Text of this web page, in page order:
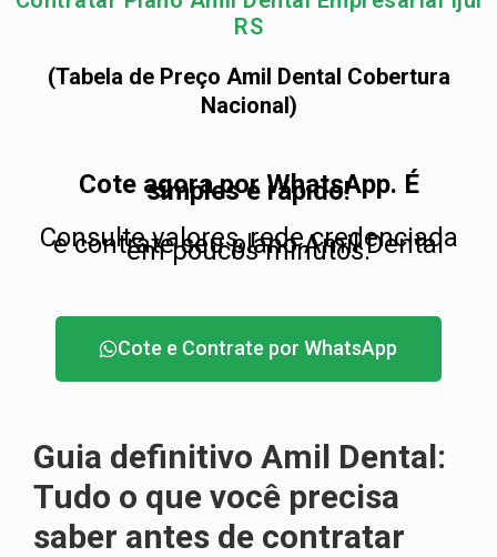
RS
(Tabela de Preço Amil Dental Cobertura
Nacional)
Cote agora por WhatsApp. É
simples e rápido!
Consulte valores, rede credenciada
e contrate seu plano Amil Dental
em poucos minutos.
Cote e Contrate por WhatsApp
Guia definitivo Amil Dental:
Tudo o que você precisa
saber antes de contratar